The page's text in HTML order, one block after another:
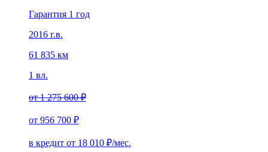
Гарантия 1 год
2016 г.в.
61 835 км
1 вл.
от1 275 600 ₽
от 956 700 ₽
в кредит от 18 010 ₽/мес.